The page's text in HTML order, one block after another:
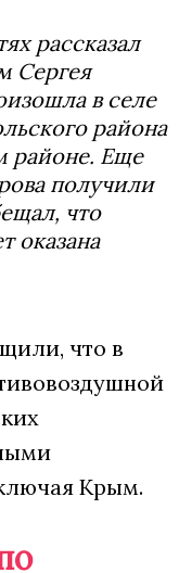
рассказал
Сергея
в селе
района
районе. Еще
получили
что
оказана
что в
Крым.